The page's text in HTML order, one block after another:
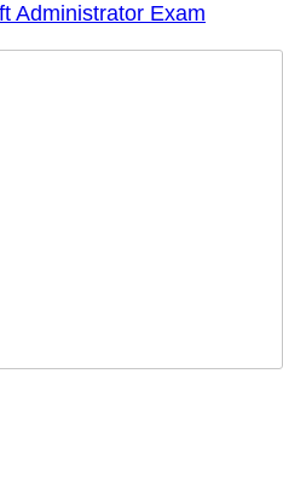
Administrator Exam